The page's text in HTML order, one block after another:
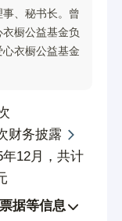
入情况、家
活情况等信
助学金并进
志愿者根据
、秘书长。曾
橱公益基金负
衣橱公益基金
财务披露
12月，共计
据等信息